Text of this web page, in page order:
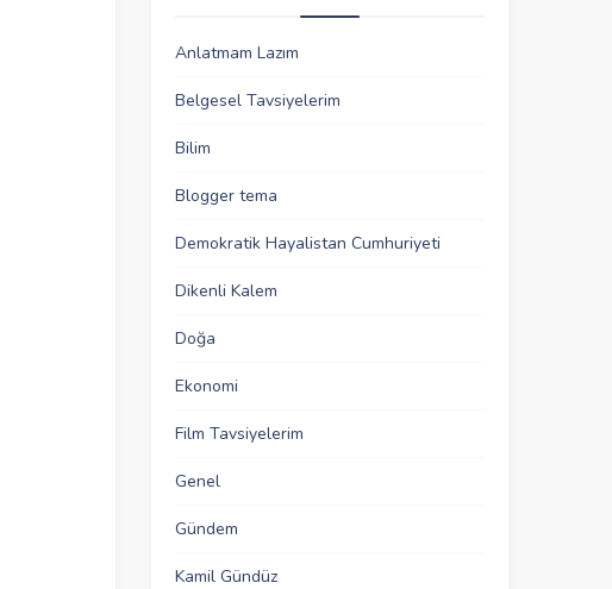
Anlatmam Lazım
Belgesel Tavsiyelerim
Bilim
Blogger tema
Demokratik Hayalistan Cumhuriyeti
Dikenli Kalem
Doğa
Ekonomi
Film Tavsiyelerim
Genel
Gündem
Kamil Gündüz